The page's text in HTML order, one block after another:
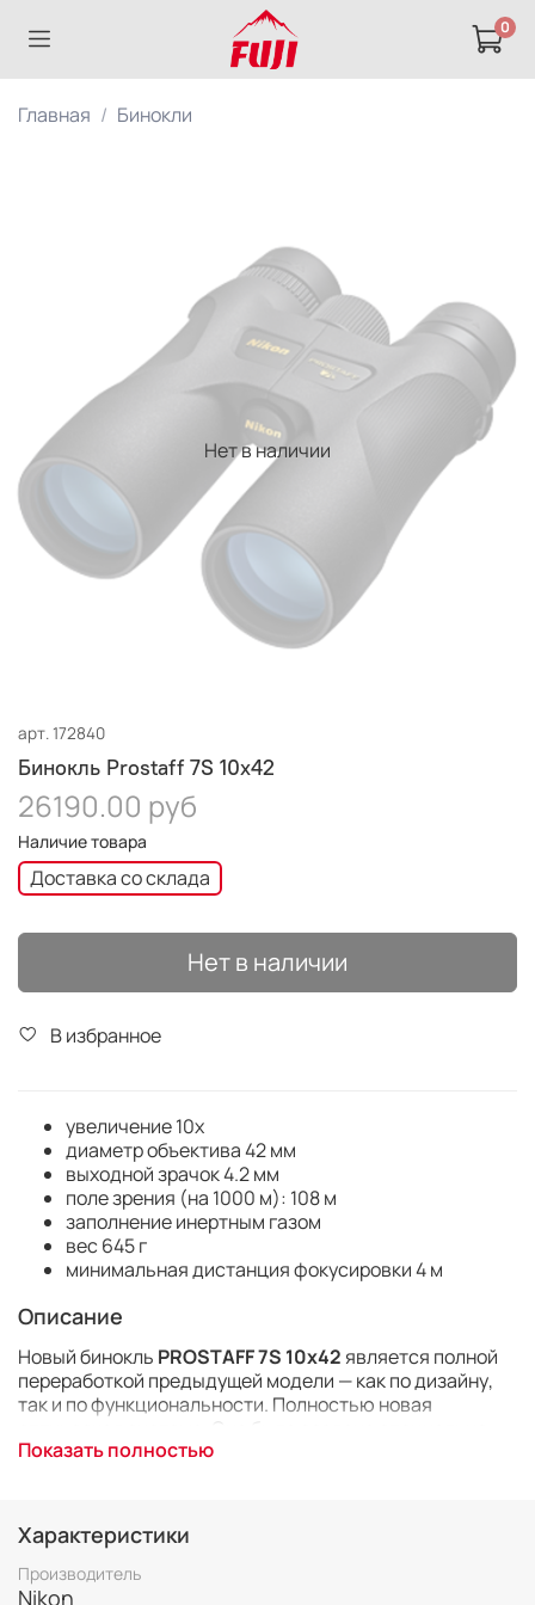
0
Главная Бинокли
Нет в наличии
арт. 172840
Бинокль Prostaff 7S 10x42
26190.00 руб
Наличие товара
Доставка со склада
Нет в наличии
В избранное
увеличение 10x
диаметр объектива 42 мм
выходной зрачок 4.2 мм
поле зрения (на 1000 м): 108 м
заполнение инертным газом
вес 645 г
минимальная дистанция фокусировки 4 м
Описание
Новый бинокль PROSTAFF 7S 10x42 является полной
переработкой предыдущей модели — как по дизайну,
так и по функциональности. Полностью новая
для серии PROSTAFF 7S и обеспечивает невероятно
защищенной от запотевания моделью удобно
пользоваться в любую погоду. Бинокли PROSTAFF 7S
предназначены для наблюдения за птицами и дикими
животными. Поэтому комфорт пользования имеет
Показать полностью
Характеристики
Производитель
Nikon